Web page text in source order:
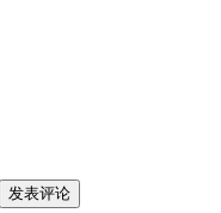
发表评论